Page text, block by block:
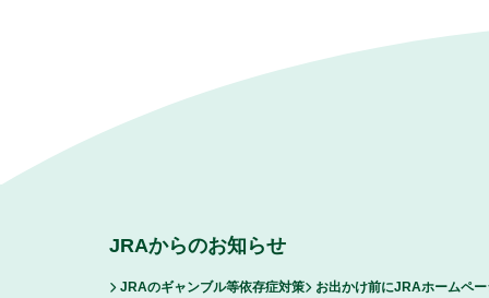
JRAからのお知らせ
JRAのギャンブル等依存症対策
お出かけ前にJRAホームペ